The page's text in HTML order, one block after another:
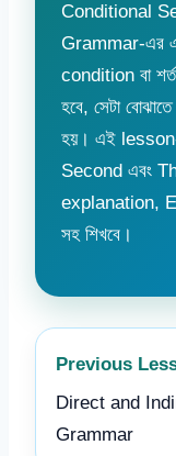
Conditional
Grammar-এর
condition বা
হবে, সেটা
হয়। এই
Second এবং
explanation,
সহ শিখবে।
Previous
Direct and
Grammar